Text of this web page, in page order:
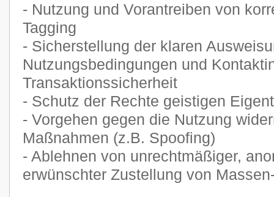
- Nutzung und Vorantreiben von
Tagging
- Sicherstellung der klaren
Nutzungsbedingungen und
Transaktionssicherheit
- Schutz der Rechte geistigen
- Vorgehen gegen die Nutzung
Maßnahmen (z.B. Spoofing)
- Ablehnen von unrechtmäßiger,
erwünschter Zustellung von